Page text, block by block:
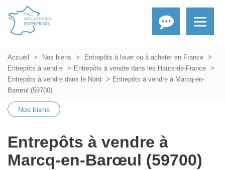
Accueil Nos biens
Entrepôts à louer ou à acheter en France
Entrepôts à vendre
Entrepôts à vendre dans les Hauts-de-France
Entrepôts à vendre dans le Nord
Entrepôts à vendre à Marcq-en-
Barœul (59700)
Nos biens
Entrepôts à vendre à
Marcq-en-Barœul (59700)